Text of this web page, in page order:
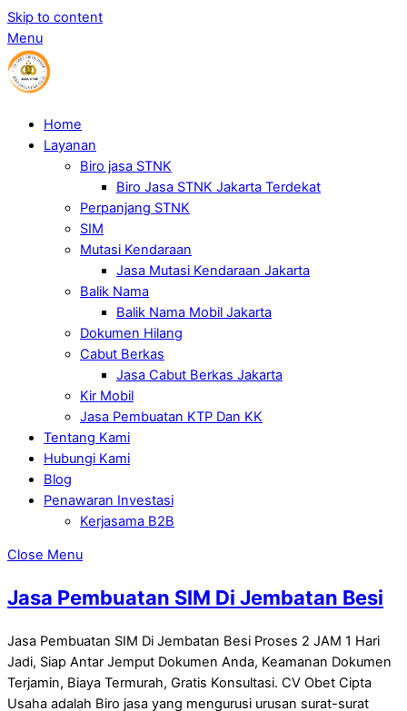
Skip to content
Menu
Home
Layanan
Biro jasa STNK
Biro Jasa STNK Jakarta Terdekat
Perpanjang STNK
SIM
Mutasi Kendaraan
Jasa Mutasi Kendaraan Jakarta
Balik Nama
Balik Nama Mobil Jakarta
Dokumen Hilang
Cabut Berkas
Jasa Cabut Berkas Jakarta
Kir Mobil
Jasa Pembuatan KTP Dan KK
Tentang Kami
Hubungi Kami
Blog
Penawaran Investasi
Kerjasama B2B
Close Menu
Jasa Pembuatan SIM Di Jembatan Besi
Jasa Pembuatan SIM Di Jembatan Besi Proses 2 JAM 1 Hari
Jadi, Siap Antar Jemput Dokumen Anda, Keamanan Dokumen
Terjamin, Biaya Termurah, Gratis Konsultasi. CV Obet Cipta
Usaha adalah Biro jasa yang mengurusi urusan surat-surat